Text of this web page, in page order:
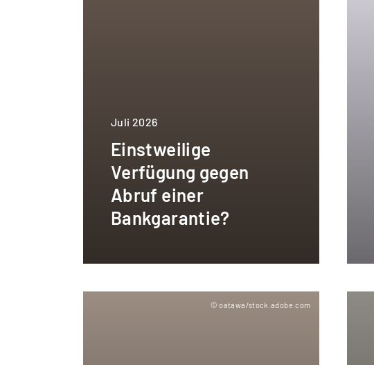
Juli 2026
Einstweilige
Verfügung gegen
Abruf einer
Bankgarantie?
© oatawa/stock.adobe.com